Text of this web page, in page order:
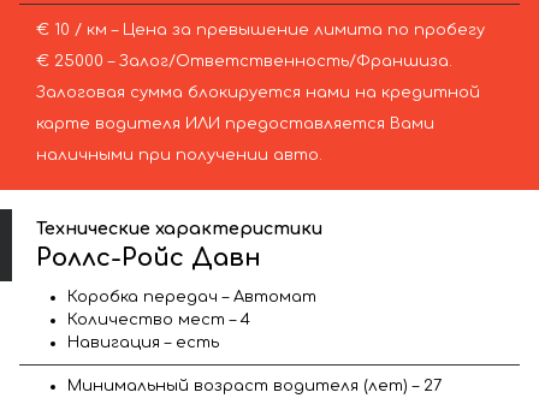
€ 10 / км – Цена за превышение лимита по пробегу
€ 25000 – Залог/Ответственность/Франшиза.
Залоговая сумма блокируется нами на кредитной
карте водителя ИЛИ предоставляется Вами
наличными при получении авто.
Технические характеристики
Роллс-Ройс Давн
Коробка передач – Автомат
Количество мест – 4
Навигация – есть
Минимальный возраст водителя (лет) – 27